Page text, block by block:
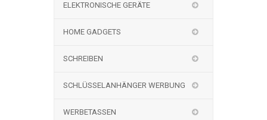
ELEKTRONISCHE GERÄTE
HOME GADGETS
SCHREIBEN
SCHLÜSSELANHÄNGER WERBUNG
WERBETASSEN